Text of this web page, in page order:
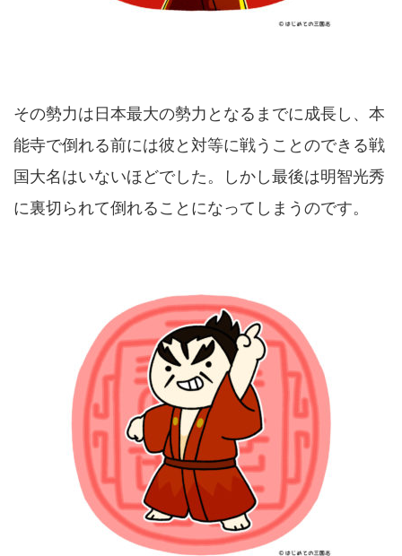
その勢力は日本最大の勢力となるまでに成長し、本
能寺で倒れる前には彼と対等に戦うことのできる戦
国大名はいないほどでした。しかし最後は明智光秀
に裏切られて倒れることになってしまうのです。